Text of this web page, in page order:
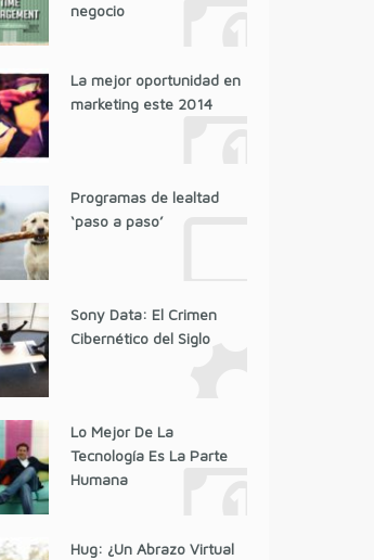
negocio
La mejor oportunidad en
marketing este 2014
Programas de lealtad
‘paso a paso’
Sony Data: El Crimen
Cibernético del Siglo
Lo Mejor De La
Tecnología Es La Parte
Humana
Hug: ¿Un Abrazo Virtual